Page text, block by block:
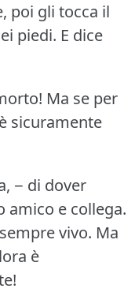
poi gli tocca il
piedi. E dice
Ma se per
sicuramente
− di dover
amico e collega.
vivo. Ma
è